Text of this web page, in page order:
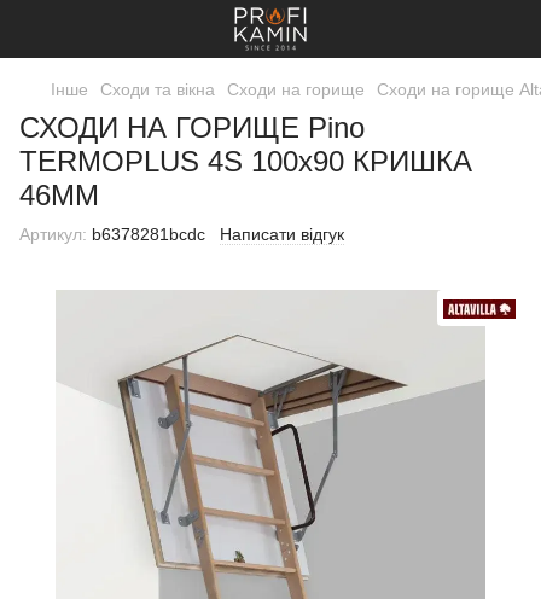
Інше Сходи та вікна Сходи на горище Сходи на горище
СХОДИ НА ГОРИЩЕ Pino
TERMOPLUS 4S 100x90 КРИШКА
46ММ
Артикул: b6378281bcdc Написати відгук